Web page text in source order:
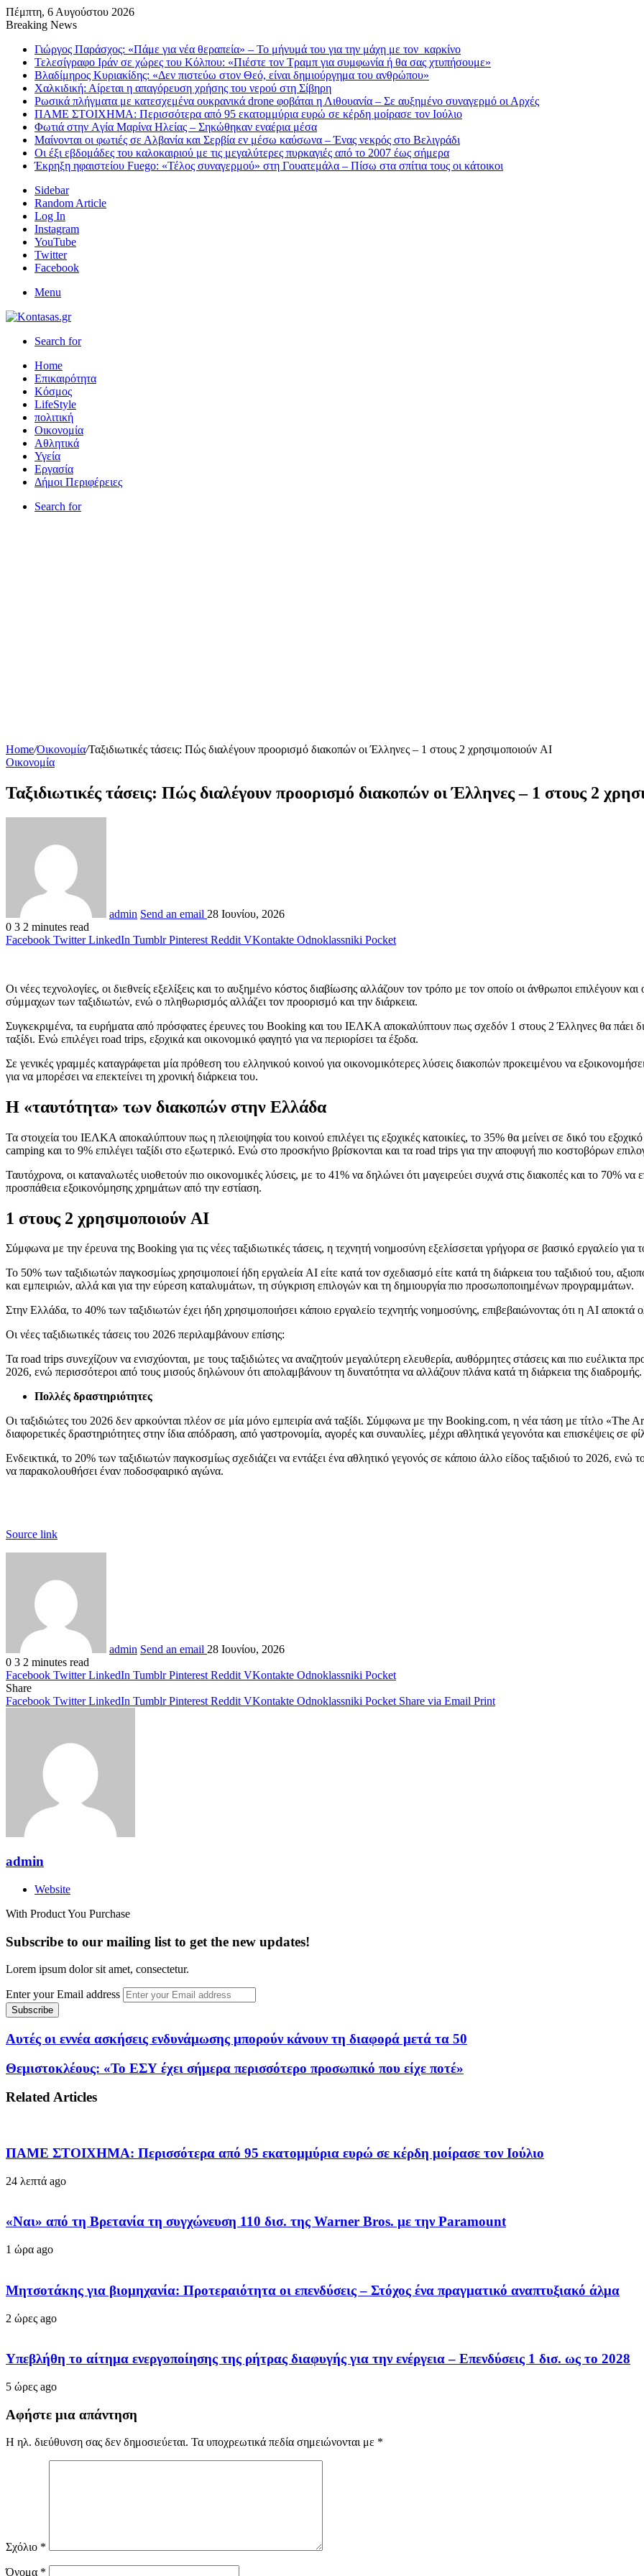
Πέμπτη, 6 Αυγούστου 2026
Breaking News
Γιώργος Παράσχος: «Πάμε για νέα θεραπεία» – Το μήνυμά του για την μάχη με τον καρκίνο
Τελεσίγραφο Ιράν σε χώρες του Κόλπου: «Πιέστε τον Τραμπ για συμφωνία ή θα σας χτυπήσουμε»
Βλαδίμηρος Κυριακίδης: «Δεν πιστεύω στον Θεό, είναι δημιούργημα του ανθρώπου»
Χαλκιδική: Αίρεται η απαγόρευση χρήσης του νερού στη Σίβηρη
Ρωσικά πλήγματα με κατεσχεμένα ουκρανικά drone φοβάται η Λιθουανία – Σε αυξημένο συναγερμό οι Αρχές
ΠΑΜΕ ΣΤΟΙΧΗΜΑ: Περισσότερα από 95 εκατομμύρια ευρώ σε κέρδη μοίρασε τον Ιούλιο
Φωτιά στην Aγία Μαρίνα Ηλείας – Σηκώθηκαν εναέρια μέσα
Μαίνονται οι φωτιές σε Αλβανία και Σερβία εν μέσω καύσωνα – Ένας νεκρός στο Βελιγράδι
Οι έξι εβδομάδες του καλοκαιριού με τις μεγαλύτερες πυρκαγιές από το 2007 έως σήμερα
Έκρηξη ηφαιστείου Fuego: «Τέλος συναγερμού» στη Γουατεμάλα – Πίσω στα σπίτια τους οι κάτοικοι
Sidebar
Random Article
Log In
Instagram
YouTube
Twitter
Facebook
Menu
Search for
Home
Επικαιρότητα
Κόσμος
LifeStyle
πολιτική
Οικονομία
Αθλητικά
Υγεία
Εργασία
Δήμοι Περιφέρειες
Search for
Home/Οικονομία/Ταξιδιωτικές τάσεις: Πώς διαλέγουν προορισμό διακοπών οι Έλληνες – 1 στους 2 χρησιμοποιούν AI
Οικονομία
Ταξιδιωτικές τάσεις: Πώς διαλέγουν προορισμό διακοπών οι Έλληνες – 1 στους 2
admin Send an email 28 Ιουνίου, 2026
0 3 2 minutes read
Facebook Twitter LinkedIn Tumblr Pinterest Reddit VKontakte Odnoklassniki Pocket
Οι νέες τεχνολογίες, οι διεθνείς εξελίξεις και το αυξημένο κόστος διαβίωσης αλλάζουν τον τρόπο με τον οποίο οι άνθρωποι επιλέγουν
σύμμαχων των ταξιδιωτών, ενώ ο πληθωρισμός αλλάζει τον προορισμό και την διάρκεια.
Συγκεκριμένα, τα ευρήματα από πρόσφατες έρευνες του Booking και του ΙΕΛΚΑ αποκαλύπτουν πως σχεδόν 1 στους 2 Έλληνες θα πάει
ταξίδι. Ενώ επιλέγει road trips, εξοχικά και οικονομικό φαγητό για να περιορίσει τα έξοδα.
Σε γενικές γραμμές καταγράφεται μία πρόθεση του ελληνικού κοινού για οικονομικότερες λύσεις διακοπών προκειμένου να
για να μπορέσει να επεκτείνει τη χρονική διάρκεια του.
Η «ταυτότητα» των διακοπών στην Ελλάδα
Τα στοιχεία του ΙΕΛΚΑ αποκαλύπτουν πως η πλειοψηφία του κοινού επιλέγει τις εξοχικές κατοικίες, το 35% θα μείνει σε δικό του
camping και το 9% επιλέγει ταξίδι στο εξωτερικό. Ενώ στο προσκήνιο βρίσκονται και τα road trips για την αποφυγή πιο κοστοβόρων
Ταυτόχρονα, οι καταναλωτές υιοθετούν πιο οικονομικές λύσεις, με το 41% να δηλώνει ότι μαγειρεύει συχνά στις διακοπές και το 70%
προσπάθεια εξοικονόμησης χρημάτων από την εστίαση.
1 στους 2 χρησιμοποιούν AI
Σύμφωνα με την έρευνα της Booking για τις νέες ταξιδιωτικές τάσεις, η τεχνητή νοημοσύνη εξελίσσεται γρήγορα σε βασικό εργαλείο για
Το 50% των ταξιδιωτών παγκοσμίως χρησιμοποιεί ήδη εργαλεία AI είτε κατά τον σχεδιασμό είτε κατά τη διάρκεια του ταξιδιού του,
και εμπειριών, αλλά και για την εύρεση καταλυμάτων, τη σύγκριση επιλογών και τη δημιουργία πιο προσωποποιημένων προγραμμάτων.
Στην Ελλάδα, το 40% των ταξιδιωτών έχει ήδη χρησιμοποιήσει κάποιο εργαλείο τεχνητής νοημοσύνης, επιβεβαιώνοντας ότι η AI αποκτά
Οι νέες ταξιδιωτικές τάσεις του 2026 περιλαμβάνουν επίσης:
Τα road trips συνεχίζουν να ενισχύονται, με τους ταξιδιώτες να αναζητούν μεγαλύτερη ελευθερία, αυθόρμητες στάσεις και πιο ευέλικτα
2026, ενώ περισσότεροι από τους μισούς δηλώνουν ότι απολαμβάνουν τη δυνατότητα να αλλάζουν πλάνα κατά τη διάρκεια της διαδρομής.
Πολλές δραστηριότητες
Οι ταξιδιώτες του 2026 δεν αρκούνται πλέον σε μία μόνο εμπειρία ανά ταξίδι. Σύμφωνα με την Booking.com, η νέα τάση με τίτλο «The
διαφορετικές δραστηριότητες στην ίδια απόδραση, από γαστρονομία, αγορές και συναυλίες, μέχρι αθλητικά γεγονότα και επισκέψεις σε
Ενδεικτικά, το 20% των ταξιδιωτών παγκοσμίως σχεδιάζει να εντάξει ένα αθλητικό γεγονός σε κάποιο άλλο είδος ταξιδιού το 2026, ενώ
να παρακολουθήσει έναν ποδοσφαιρικό αγώνα.
Source link
admin Send an email 28 Ιουνίου, 2026
0 3 2 minutes read
Facebook Twitter LinkedIn Tumblr Pinterest Reddit VKontakte Odnoklassniki Pocket
Share
Facebook Twitter LinkedIn Tumblr Pinterest Reddit VKontakte Odnoklassniki Pocket Share via Email Print
admin
Website
With Product You Purchase
Subscribe to our mailing list to get the new updates!
Lorem ipsum dolor sit amet, consectetur.
Enter your Email address
Αυτές οι εννέα ασκήσεις ενδυνάμωσης μπορούν κάνουν τη διαφορά μετά τα 50
Θεμιστοκλέους: «Το ΕΣΥ έχει σήμερα περισσότερο προσωπικό που είχε ποτέ»
Related Articles
ΠΑΜΕ ΣΤΟΙΧΗΜΑ: Περισσότερα από 95 εκατομμύρια ευρώ σε κέρδη μοίρασε τον Ιούλιο
24 λεπτά ago
«Ναι» από τη Βρετανία τη συγχώνευση 110 δισ. της Warner Bros. με την Paramount
1 ώρα ago
Μητσοτάκης για βιομηχανία: Προτεραιότητα οι επενδύσεις – Στόχος ένα πραγματικό αναπτυξιακό άλμα
2 ώρες ago
Υπεβλήθη το αίτημα ενεργοποίησης της ρήτρας διαφυγής για την ενέργεια – Επενδύσεις 1 δισ. ως το 2028
5 ώρες ago
Αφήστε μια απάντηση
Η ηλ. διεύθυνση σας δεν δημοσιεύεται. Τα υποχρεωτικά πεδία σημειώνονται με *
Σχόλιο *
Όνομα *